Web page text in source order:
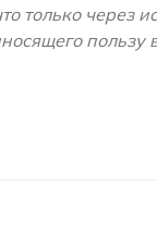
только через
пользу